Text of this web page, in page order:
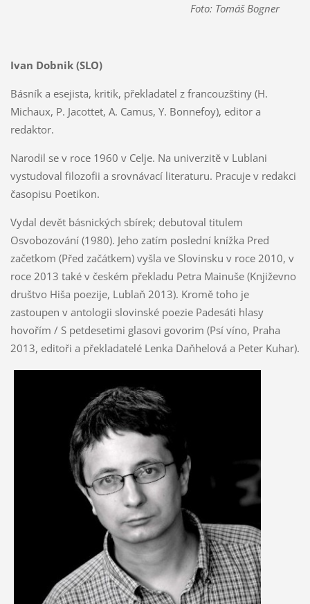
Foto: Tomáš Bogner
Ivan Dobnik (SLO)
Básník a esejista, kritik, překladatel z francouzštiny (H.
Michaux, P. Jacottet, A. Camus, Y. Bonnefoy), editor a
redaktor.
Narodil se v roce 1960 v Celje. Na univerzitě v Lublani
vystudoval filozofii a srovnávací literaturu. Pracuje v redakci
časopisu Poetikon.
Vydal devět básnických sbírek; debutoval titulem
Osvobozování (1980). Jeho zatím poslední knížka Pred
začetkom (Před začátkem) vyšla ve Slovinsku v roce 2010, v
roce 2013 také v českém překladu Petra Mainuše (Književno
društvo Hiša poezije, Lublaň 2013). Kromě toho je
zastoupen v antologii slovinské poezie Padesáti hlasy
hovořím / S petdesetimi glasovi govorim (Psí víno, Praha
2013, editoři a překladatelé Lenka Daňhelová a Peter Kuhar).